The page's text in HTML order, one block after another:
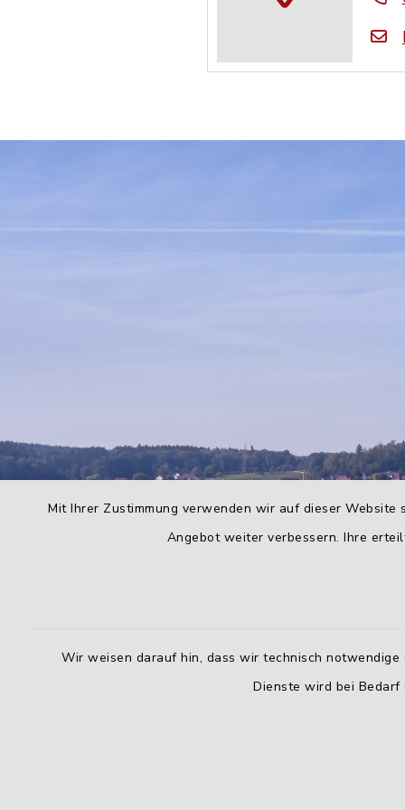
Mit Ihrer Zustimmung verwenden wir auf dieser
Angebot weiter verbessern. Ihre
Wir weisen darauf hin, dass wir technisch
Dienste wird bei